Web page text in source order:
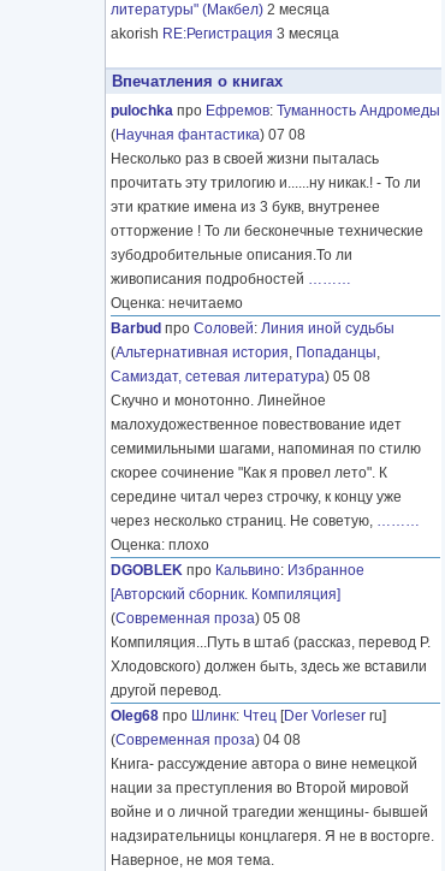
литературы" (Макбел) 2 месяца
akorish RE:Регистрация 3 месяца
Впечатления о книгах
pulochka про Ефремов: Туманность Андромеды
(Научная фантастика) 07 08
Несколько раз в своей жизни пыталась
прочитать эту трилогию и......ну никак.! - То ли
эти краткие имена из 3 букв, внутренее
отторжение ! То ли бесконечные технические
зубодробительные описания.То ли
живописания подробностей ………
Оценка: нечитаемо
Barbud про Соловей: Линия иной судьбы
(Альтернативная история, Попаданцы,
Самиздат, сетевая литература) 05 08
Скучно и монотонно. Линейное
малохудожественное повествование идет
семимильными шагами, напоминая по стилю
скорее сочинение "Как я провел лето". К
середине читал через строчку, к концу уже
через несколько страниц. Не советую, ………
Оценка: плохо
DGOBLEK про Кальвино: Избранное
[Авторский сборник. Компиляция]
(Современная проза) 05 08
Компиляция...Путь в штаб (рассказ, перевод Р.
Хлодовского) должен быть, здесь же вставили
другой перевод.
Oleg68 про Шлинк: Чтец [Der Vorleser ru]
(Современная проза) 04 08
Книга- рассуждение автора о вине немецкой
нации за преступления во Второй мировой
войне и о личной трагедии женщины- бывшей
надзирательницы концлагеря. Я не в восторге.
Наверное, не моя тема.